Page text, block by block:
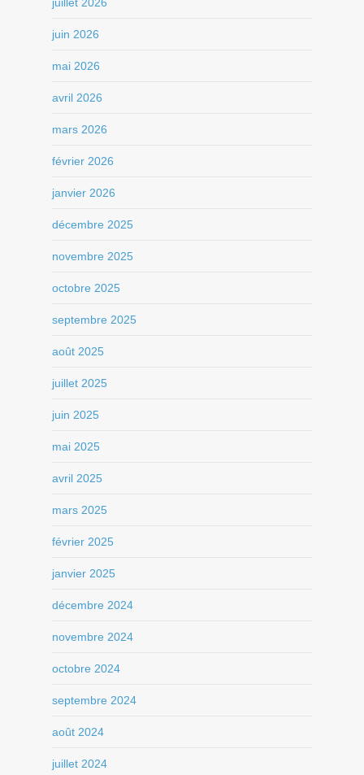
juin 2026
mai 2026
avril 2026
mars 2026
février 2026
janvier 2026
décembre 2025
novembre 2025
octobre 2025
septembre 2025
août 2025
juillet 2025
juin 2025
mai 2025
avril 2025
mars 2025
février 2025
janvier 2025
décembre 2024
novembre 2024
octobre 2024
septembre 2024
août 2024
juillet 2024